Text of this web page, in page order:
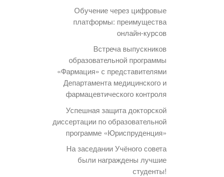
Обучение через цифровые
платформы: преимущества
онлайн-курсов
Встреча выпускников
образовательной программы
«Фармация» с представителями
Департамента медицинского и
фармацевтического контроля
Успешная защита докторской
диссертации по образовательной
программе «Юриспруденция»
На заседании Учёного совета
были награждены лучшие
студенты!